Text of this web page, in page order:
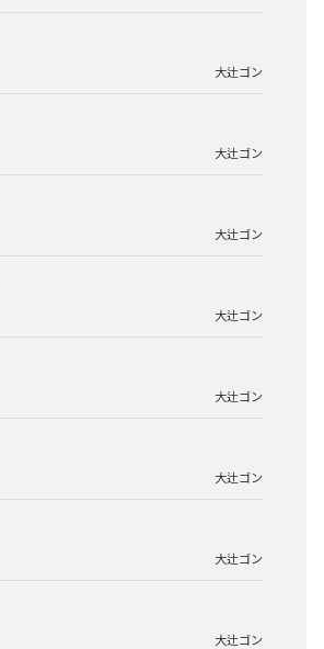
大辻ゴン
大辻ゴン
大辻ゴン
大辻ゴン
大辻ゴン
大辻ゴン
大辻ゴン
大辻ゴン